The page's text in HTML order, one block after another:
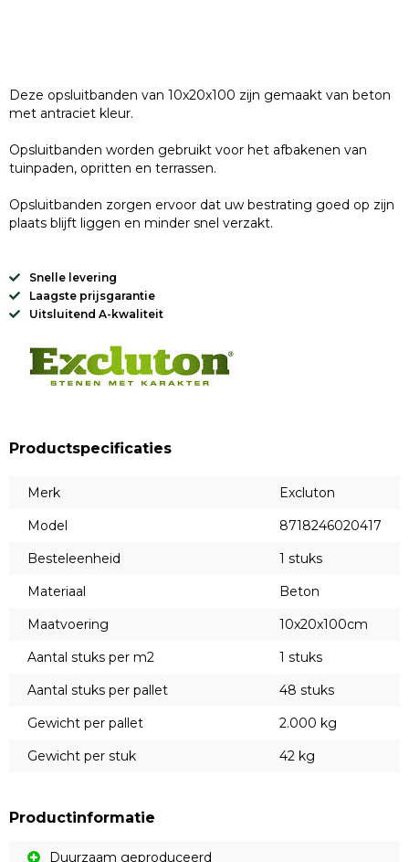
Deze opsluitbanden van 10x20x100 zijn gemaakt van beton
met antraciet kleur.
Opsluitbanden worden gebruikt voor het afbakenen van
tuinpaden, opritten en terrassen.
Opsluitbanden zorgen ervoor dat uw bestrating goed op zijn
plaats blijft liggen en minder snel verzakt.
Snelle levering
Laagste prijsgarantie
Uitsluitend A-kwaliteit
Productspecificaties
Merk
Excluton
Model
8718246020417
Besteleenheid
1 stuks
Materiaal
Beton
Maatvoering
10x20x100cm
Aantal stuks per m2
1 stuks
Aantal stuks per pallet
48 stuks
Gewicht per pallet
2.000 kg
Gewicht per stuk
42 kg
Productinformatie
Duurzaam geproduceerd